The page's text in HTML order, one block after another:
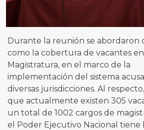
Durante la reunión se abordaron
como la cobertura de vacantes
Magistratura, en el marco de la
implementación del sistema
diversas jurisdicciones. Al
que actualmente existen 305
un total de 1002 cargos de
el Poder Ejecutivo Nacional tiene